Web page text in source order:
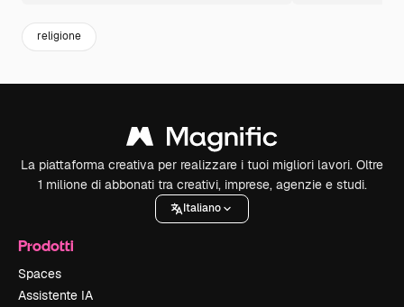
religione
La piattaforma creativa per realizzare i tuoi migliori lavori. Oltre
1 milione di abbonati tra creativi, imprese, agenzie e studi.
Italiano
Prodotti
Spaces
Assistente IA